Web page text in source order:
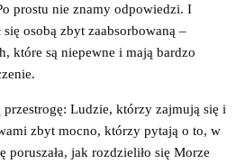
prostu nie znamy odpowiedzi. I
się osobą zbyt zaabsorbowaną –
które są niepewne i mają bardzo
Ludzie, którzy zajmują się i
zbyt mocno, którzy pytają o to, w
poruszała, jak rozdzieliło się Morze